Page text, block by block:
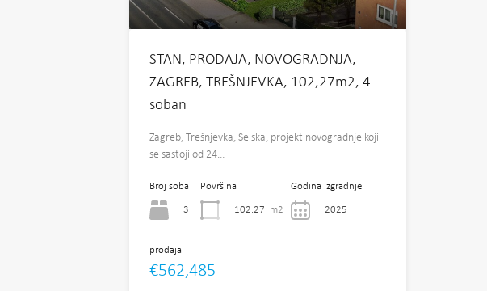
STAN, PRODAJA, NOVOGRADNJA,
ZAGREB, TREŠNJEVKA, 102,27m2, 4
soban
Zagreb, Trešnjevka, Selska, projekt novogradnje koji
se sastoji od 24…
Broj soba
3
Površina
102.27 m2
Godina izgradnje
2025
prodaja
€562,485